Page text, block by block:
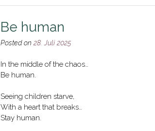
Be human
Posted on28. Juli 2025
In the middle of the chaos…
Be human.
Seeing children starve,
With a heart that breaks…
Stay human.